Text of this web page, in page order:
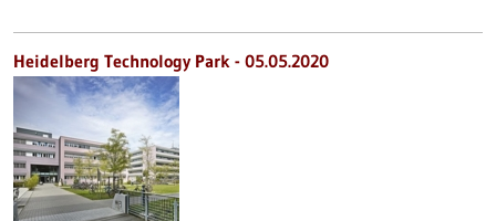
Heidelberg Technology Park - 05.05.2020